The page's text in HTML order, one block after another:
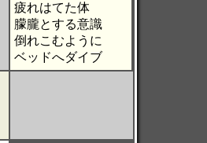
疲れはてた体
朦朧とする意識
倒れこむように
ベッドへダイブ